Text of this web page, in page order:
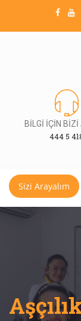
BİLGİ İÇİN BİZİ
444 5
Sizi Arayalım